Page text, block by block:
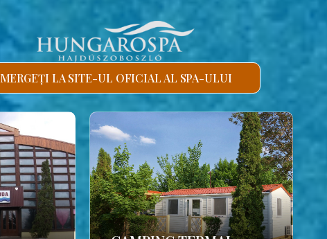
MERGEȚI LA SITE-UL OFICIAL AL SPA-ULUI